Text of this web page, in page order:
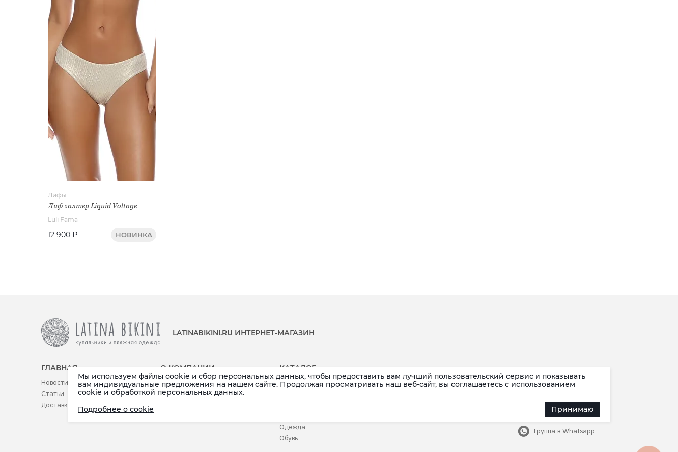
Лифы
Лиф халтер Liquid Voltage
Luli Fama
12 900 ₽ НОВИНКА
LATINABIKINI.RU ИНТЕРНЕТ-МАГАЗИН
ГЛАВНАЯ
Новости
Статьи
Доставка (по РФ и СНГ)
О КОМПАНИИ
Реквизиты
Контакты
КАТАЛОГ
Распродажа
Одежда
Обувь
Аксессуары
Наша группа
Канал в Telegram
Группа в Whatsapp
Мы используем файлы cookie и сбор персональных данных, чтобы предоставить вам лучший пользовательский сервис и показывать
вам индивидуальные предложения на нашем сайте. Продолжая просматривать наш веб-сайт, вы соглашаетесь c использованием
cookie и обработкой персональных данных.
Подробнее о cookie
Принимаю
в мессенджере Max